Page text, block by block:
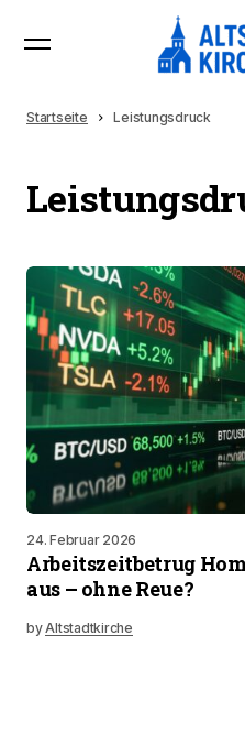
Startseite Leistungsdruck
24. Februar 2026
Arbeitszeitbetrug
aus – ohne Reue?
byAltstadtkirche